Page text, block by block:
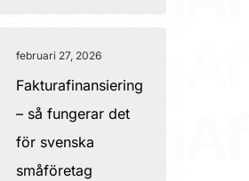
februari 27, 2026
Fakturafinansiering
– så fungerar det
för svenska
småföretag